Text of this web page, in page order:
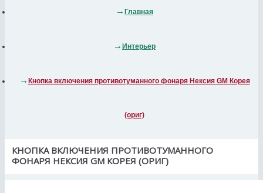
Главная
Интерьер
Кнопка включения противотуманного фонаря Нексия GM Корея
(ориг)
КНОПКА ВКЛЮЧЕНИЯ ПРОТИВОТУМАННОГО
ФОНАРЯ НЕКСИЯ GM КОРЕЯ (ОРИГ)